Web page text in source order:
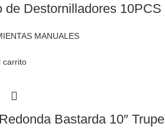
de Destornilladores 10PCS
MANUALES
carrito
Bastarda 10″